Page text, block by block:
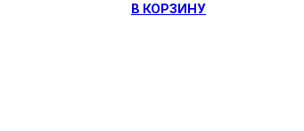
В КОРЗИНУ